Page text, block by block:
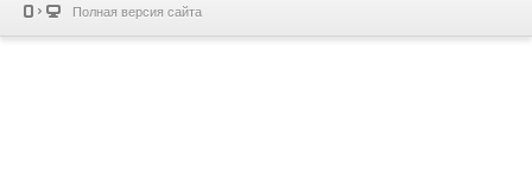
Полная версия сайта